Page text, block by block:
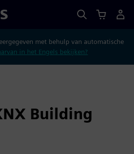
met behulp van automatische
in het Engels bekijken?
Building